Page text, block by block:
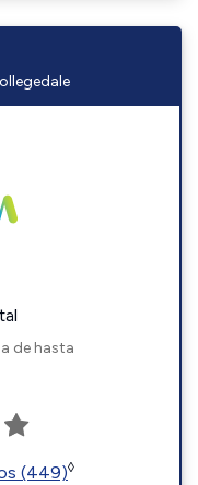
de hasta
(449)◊